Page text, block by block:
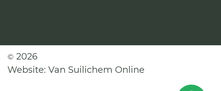
© 2026
Website: Van Suilichem Online